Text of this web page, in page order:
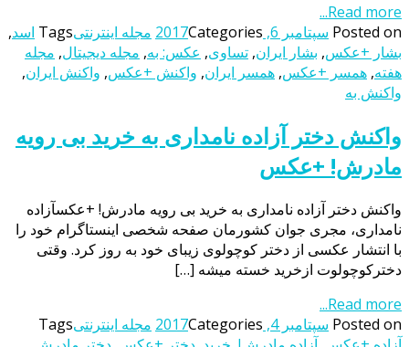
Read more...
Posted on سپتامبر 6, 2017 Categories مجله اینترنتیTags اسد,
بشار +عکس, بشار ایران, تساوی, عکس: به, مجله دیجیتال, مجله
هفته, همسر +عکس, همسر ایران, واکنش +عکس, واکنش ایران,
واکنش به
واکنش دختر آزاده نامداری به خرید بی رویه
مادرش! +عکس
واکنش دختر آزاده نامداری به خرید بی رویه مادرش! +عکسآزاده
نامداری، مجری جوان کشورمان صفحه شخصی اینستاگرام خود را
با انتشار عکسی از دختر کوچولوی زیبای خود به روز کرد. وقتی
دخترکوچولوت ازخرید خسته میشه […]
Read more...
Posted on سپتامبر 4, 2017 Categories مجله اینترنتیTags